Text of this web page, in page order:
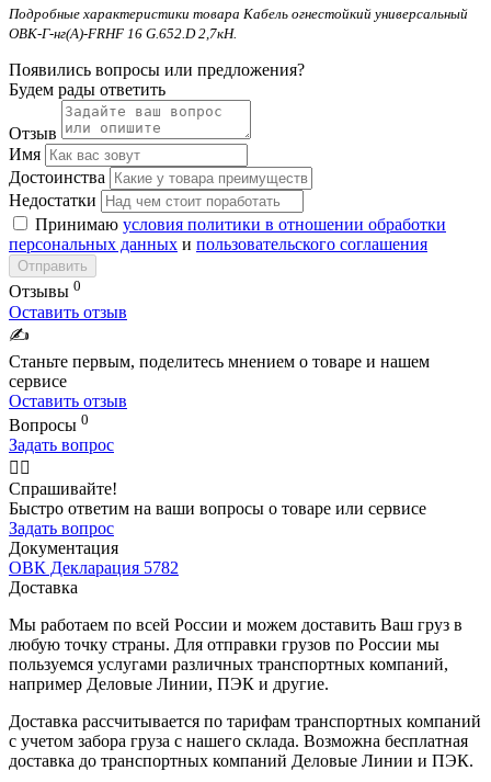
Подробные характеристики товара Кабель огнестойкий универсальный
ОВК-Г-нг(А)-FRHF 16 G.652.D 2,7кН.
Появились вопросы или предложения?
Будем рады ответить
Отзыв
Имя
Достоинства
Недостатки
Принимаю условия политики в отношении обработки
персональных данных и пользовательского соглашения
Отправить
Отзывы 0
Оставить отзыв
✍️
Станьте первым, поделитесь мнением о товаре и нашем
сервисе
Оставить отзыв
Вопросы 0
Задать вопрос
🙋‍♂️
Спрашивайте!
Быстро ответим на ваши вопросы о товаре или сервисе
Задать вопрос
Документация
ОВК Декларация 5782
Доставка
Мы работаем по всей России и можем доставить Ваш груз в
любую точку страны. Для отправки грузов по России мы
пользуемся услугами различных транспортных компаний,
например Деловые Линии, ПЭК и другие.
Доставка рассчитывается по тарифам транспортных компаний
с учетом забора груза с нашего склада. Возможна бесплатная
доставка до транспортных компаний Деловые Линии и ПЭК.